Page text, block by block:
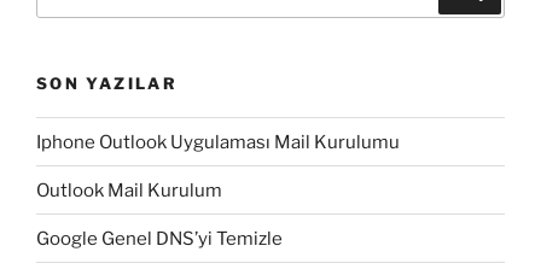
SON YAZILAR
Iphone Outlook Uygulaması Mail Kurulumu
Outlook Mail Kurulum
Google Genel DNS’yi Temizle